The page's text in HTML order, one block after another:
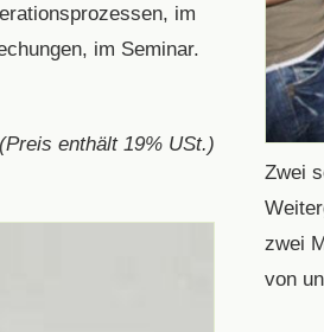
im
im Seminar.
(Preis enthält 19% USt.)
Zwei
zwei
von